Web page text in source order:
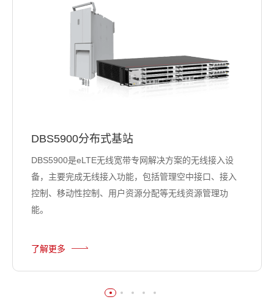
DBS5900分布式基站
DBS5900是eLTE无线宽带专网解决方案的无线接入设
备，主要完成无线接入功能，包括管理空中接口、接入
控制、移动性控制、用户资源分配等无线资源管理功
能。
了解更多